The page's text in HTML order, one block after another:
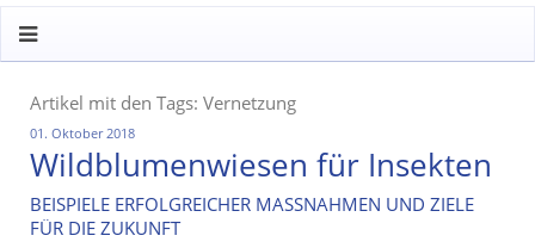
Artikel mit den Tags: Vernetzung
01. Oktober 2018
Wildblumenwiesen für Insekten
BEISPIELE ERFOLGREICHER MASSNAHMEN UND ZIELE
FÜR DIE ZUKUNFT